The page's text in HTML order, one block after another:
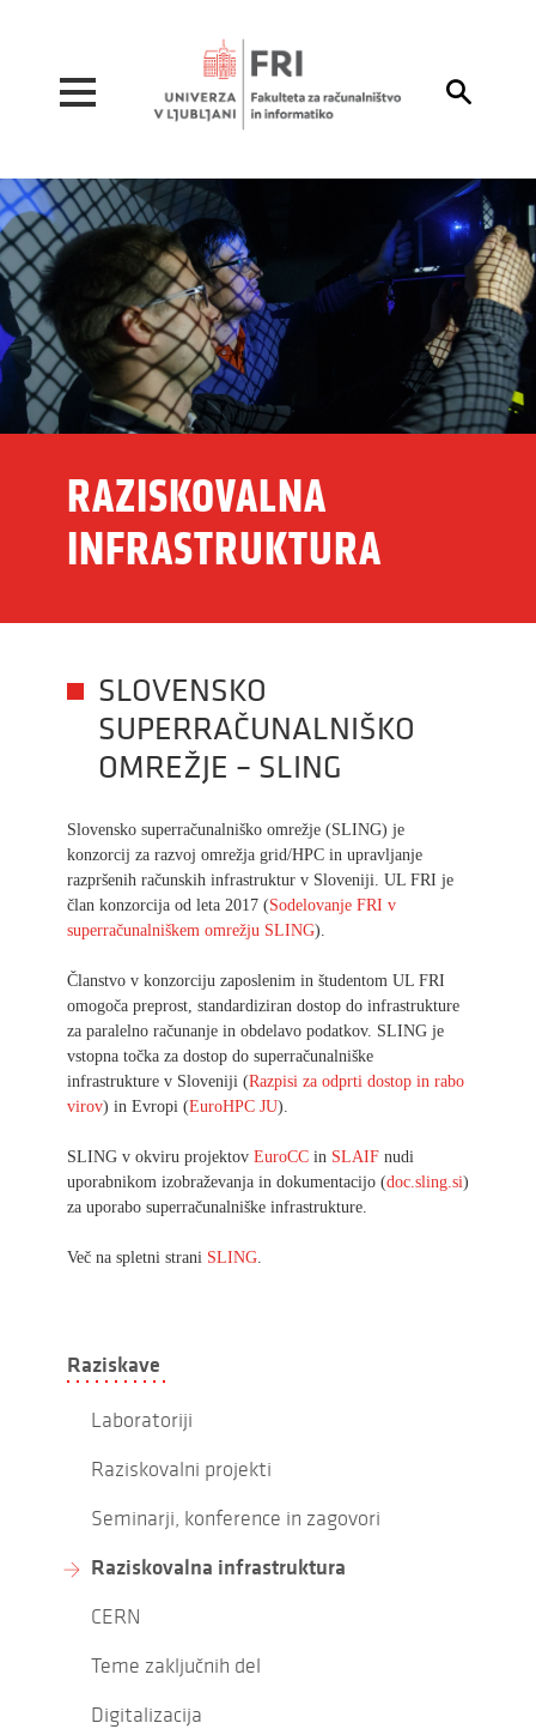

RAZISKOVALNA
INFRASTRUKTURA
SLOVENSKO
SUPERRAČUNALNIŠKO
OMREŽJE – SLING
Slovensko superračunalniško omrežje (SLING) je
konzorcij za razvoj omrežja grid/HPC in upravljanje
razpršenih računskih infrastruktur v Sloveniji. UL FRI je
član konzorcija od leta 2017 (Sodelovanje FRI v
superračunalniškem omrežju SLING).
Članstvo v konzorciju zaposlenim in študentom UL FRI
omogoča preprost, standardiziran dostop do infrastrukture
za paralelno računanje in obdelavo podatkov. SLING je
vstopna točka za dostop do superračunalniške
infrastrukture v Sloveniji (Razpisi za odprti dostop in rabo
virov) in Evropi (EuroHPC JU).
SLING v okviru projektov EuroCC in SLAIF nudi
uporabnikom izobraževanja in dokumentacijo (doc.sling.si)
za uporabo superračunalniške infrastrukture.
Več na spletni strani SLING.
Raziskave
Laboratoriji
Raziskovalni projekti
Seminarji, konference in zagovori
Raziskovalna infrastruktura
CERN
Teme zaključnih del
Digitalizacija